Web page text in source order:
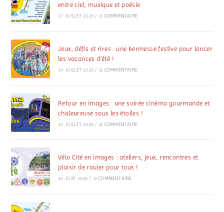
entre ciel, musique et poésie
27 JUILLET 2026 / 0 COMMENTAIRE
Jeux, défis et rires : une kermesse festive pour lancer
les vacances d’été !
24 JUILLET 2026 / 0 COMMENTAIRE
Retour en images : une soirée cinéma gourmande et
chaleureuse sous les étoiles !
10 JUILLET 2026 / 0 COMMENTAIRE
Vélo Cité en images : ateliers, jeux, rencontres et
plaisir de rouler pour tous !
30 JUIN 2026 / 0 COMMENTAIRE